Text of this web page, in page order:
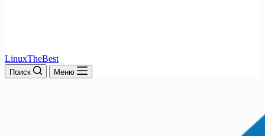
LinuxTheBest
Поиск Меню